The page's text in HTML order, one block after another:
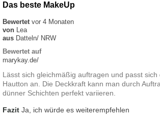
Das beste MakeUp
Bewertet vor 4 Monaten
von Lea
aus Datteln/ NRW
Bewertet auf
marykay.de/
Lässt sich gleichmäßig auftragen und passt sich
Hautton an. Die Deckkraft kann man durch
dünner Schichten perfekt variieren.
Fazit Ja, ich würde es weiterempfehlen